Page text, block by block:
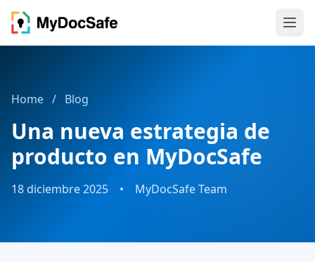
Home / Blog
Una nueva estrategia de
producto en MyDocSafe
18 diciembre 2025 • MyDocSafe Team